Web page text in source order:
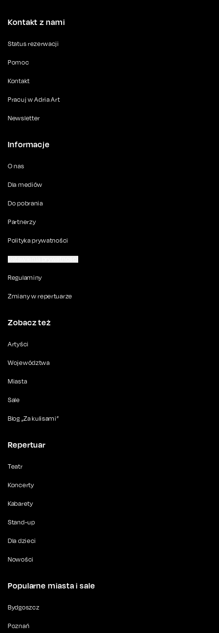
Kontakt z nami
Status rezerwacji
Pomoc
Kontakt
Pracuj w Adria Art
Newsletter
Informacje
O nas
Dla mediów
Do pobrania
Partnerzy
Polityka prywatności
Regulaminy
Zmiany w repertuarze
Zobacz też
Artyści
Województwa
Miasta
Sale
Blog „Za kulisami”
Repertuar
Teatr
Koncerty
Kabarety
Stand-up
Dla dzieci
Nowości
Popularne miasta i sale
Bydgoszcz
Poznań